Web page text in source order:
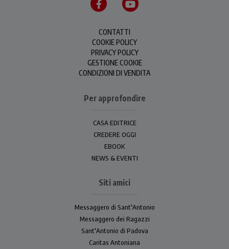
CONTATTI
COOKIE POLICY
PRIVACY POLICY
GESTIONE COOKIE
CONDIZIONI DI VENDITA
Per approfondire
CASA EDITRICE
CREDERE OGGI
EBOOK
NEWS & EVENTI
Siti amici
Messaggero di Sant'Antonio
Messaggero dei Ragazzi
Sant'Antonio di Padova
Caritas Antoniana